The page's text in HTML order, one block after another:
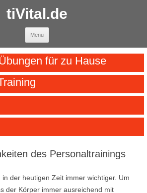
tiVital.de
Menu
für zu Hause
des Personaltrainings
der heutigen Zeit immer wichtiger. Um
der Körper immer ausreichend mit